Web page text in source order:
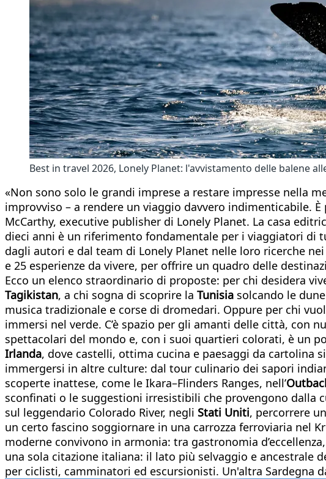
Best in travel 2026, Lonely Planet: l'avvistamento delle balene
«Non sono solo le grandi imprese a restare impresse nella
improvviso – a rendere un viaggio davvero indimenticabile.
McCarthy, executive publisher di Lonely Planet. La casa
dieci anni è un riferimento fondamentale per i viaggiatori di
dagli autori e dal team di Lonely Planet nelle loro ricerche
e 25 esperienze da vivere, per offrire un quadro delle
Ecco un elenco straordinario di proposte: per chi desidera
Tagikistan, a chi sogna di scoprire la Tunisia solcando le
musica tradizionale e corse di dromedari. Oppure per chi
immersi nel verde. C’è spazio per gli amanti delle città, con
spettacolari del mondo e, con i suoi quartieri colorati, è un
Irlanda, dove castelli, ottima cucina e paesaggi da cartolina
immergersi in altre culture: dal tour culinario dei sapori
scoperte inattese, come le Ikara–Flinders Ranges, nell’
sconfinati o le suggestioni irresistibili che provengono dalla
sul leggendario Colorado River, negli Stati Uniti, percorrere
un certo fascino soggiornare in una carrozza ferroviaria nel
moderne convivono in armonia: tra gastronomia
una sola citazione italiana: il lato più selvaggio e ancestrale
per ciclisti, camminatori ed escursionisti. Un'altra Sardegna